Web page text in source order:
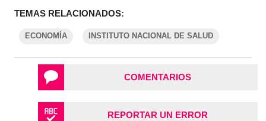
TEMAS RELACIONADOS:
ECONOMÍA INSTITUTO NACIONAL DE SALUD
COMENTARIOS
REPORTAR UN ERROR